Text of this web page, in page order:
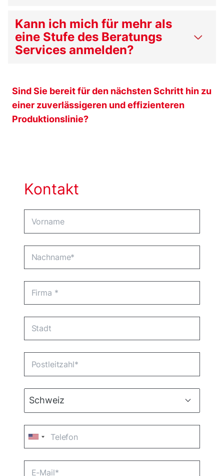
Kann ich mich für mehr als
eine Stufe des Beratungs
Services anmelden?
Sind Sie bereit für den nächsten Schritt hin zu
einer zuverlässigeren und effizienteren
Produktionslinie?
Kontakt